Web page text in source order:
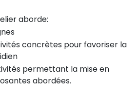
aborde:
concrètes pour favoriser la
permettant la mise en
abordées.